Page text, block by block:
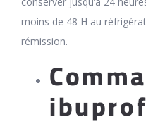
moins de 48 H au
rémission.